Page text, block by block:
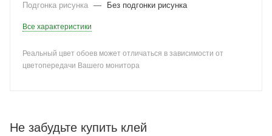
Подгонка рисунка — Без подгонки рисунка
Все характеристики
Реальный цвет обоев может отличаться в зависимости от
цветопередачи Вашего монитора
Не забудьте купить клей